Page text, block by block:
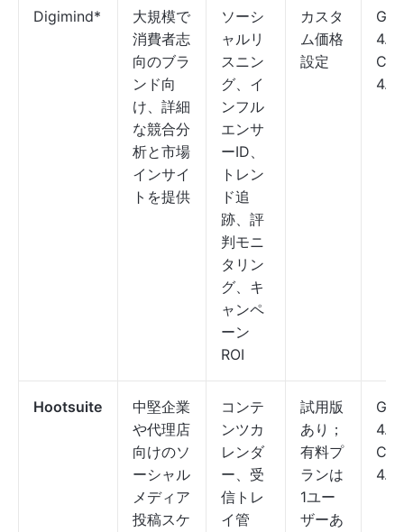
Digimind*
大規模で
消費者志
向のブラ
ンド向
け、詳細
な競合分
析と市場
インサイ
トを提供
ソーシ
ャルリ
スニン
グ、イ
ンフル
エンサ
ーID、
トレン
ド追
跡、評
判モニ
タリン
グ、キ
ャンペ
ーン
ROI
カスタ
ム価格
設定
G2:
Hootsuite
中堅企業
や代理店
向けのソ
ーシャル
メディア
投稿スケ
コンテ
ンツカ
レンダ
ー、受
信トレ
イ管
試用版
あり；
有料プ
ランは
1ユー
ザーあ
G2: